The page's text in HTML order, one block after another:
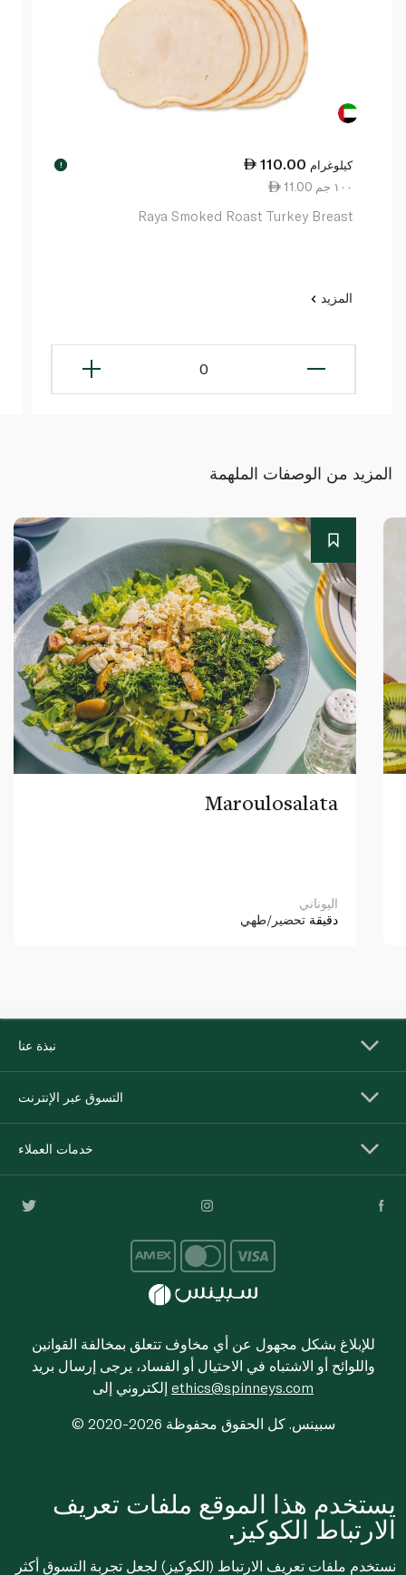
110.00 كيلوغرام !
11.00 ١٠٠ جم
Raya Smoked Roast Turkey Breast
المزيد
0
المزيد من الوصفات الملهمة
Maroulosalata
اليوناني
دقيقة تحضير/طهي
نبذة عنا
التسوق عبر الإنترنت
خدمات العملاء
للإبلاغ بشكل مجهول عن أي مخاوف تتعلق بمخالفة القوانين
واللوائح أو الاشتباه في الاحتيال أو الفساد، يرجى إرسال بريد
ethics@spinneys.com
© 2020-2026 سبينس. كل الحقوق محفوظة
يستخدم هذا الموقع ملفات تعريف
الارتباط الكوكيز.
نستخدم ملفات تعريف الارتباط (الكوكيز) لجعل تجربة التسوق أكثر